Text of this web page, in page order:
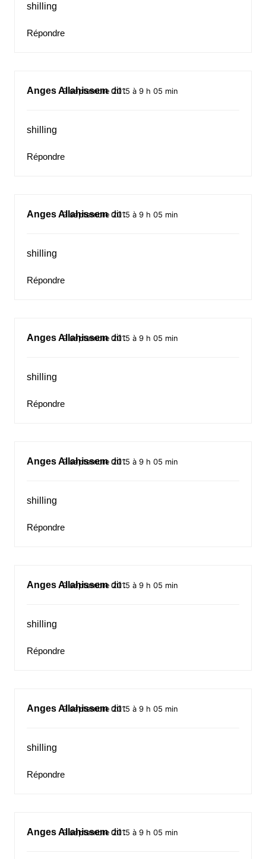
shilling
Répondre
Anges Allahissem dit :
9 septembre 2015 à 9 h 05 min
shilling
Répondre
Anges Allahissem dit :
9 septembre 2015 à 9 h 05 min
shilling
Répondre
Anges Allahissem dit :
9 septembre 2015 à 9 h 05 min
shilling
Répondre
Anges Allahissem dit :
9 septembre 2015 à 9 h 05 min
shilling
Répondre
Anges Allahissem dit :
9 septembre 2015 à 9 h 05 min
shilling
Répondre
Anges Allahissem dit :
9 septembre 2015 à 9 h 05 min
shilling
Répondre
Anges Allahissem dit :
9 septembre 2015 à 9 h 05 min